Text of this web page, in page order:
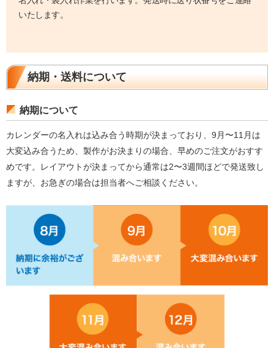
いたします。
納期・送料について
納期について
カレンダーの名入れは込み合う時期が決まっており、9月〜11月は
大変込み合うため、製作がお決まりの場合、早めのご注文がおすす
めです。レイアウトが決まってから通常は2〜3週間ほどで発送致し
ますが、お急ぎの場合は担当者へご相談ください。